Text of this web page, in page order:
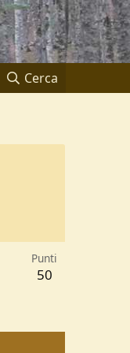
Cerca
Punti
50